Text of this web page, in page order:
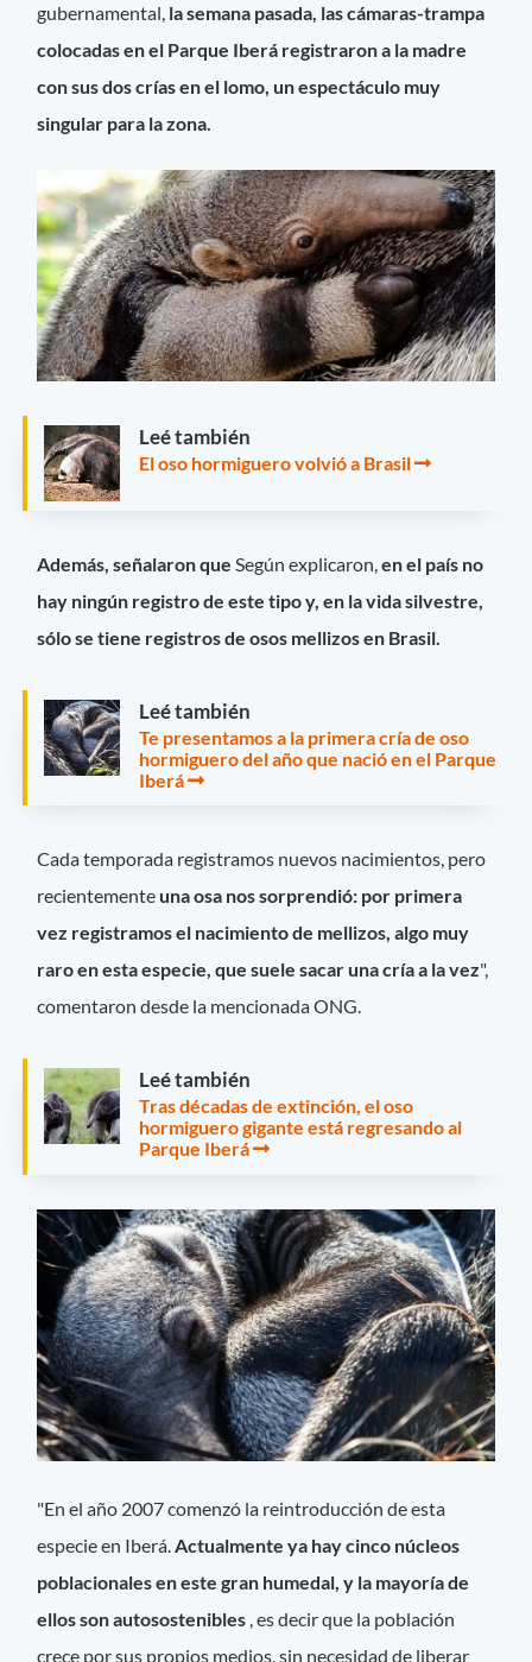
gubernamental, la semana pasada, las cámaras-trampa
colocadas en el Parque Iberá registraron a la madre
con sus dos crías en el lomo, un espectáculo muy
singular para la zona.
Leé también
El oso hormiguero volvió a Brasil
Además, señalaron queSegún explicaron,en el país no
hay ningún registro de este tipo y, en la vida silvestre,
sólo se tiene registros de osos mellizos en Brasil.
Leé también
Te presentamos a la primera cría de oso
hormiguero del año que nació en el Parque
Iberá
Cada temporada registramos nuevos nacimientos, pero
recientemente una osa nos sorprendió: por primera
vez registramos el nacimiento de mellizos, algo muy
raro en esta especie, que suele sacar una cría a la vez",
comentaron desde la mencionada ONG.
Leé también
Tras décadas de extinción, el oso
hormiguero gigante está regresando al
Parque Iberá
"En el año 2007 comenzó la reintroducción de esta
especie en Iberá.Actualmente ya hay cinco núcleos
poblacionales en este gran humedal, y la mayoría de
ellos son autosostenibles , es decir que la población
crece por sus propios medios, sin necesidad de liberar